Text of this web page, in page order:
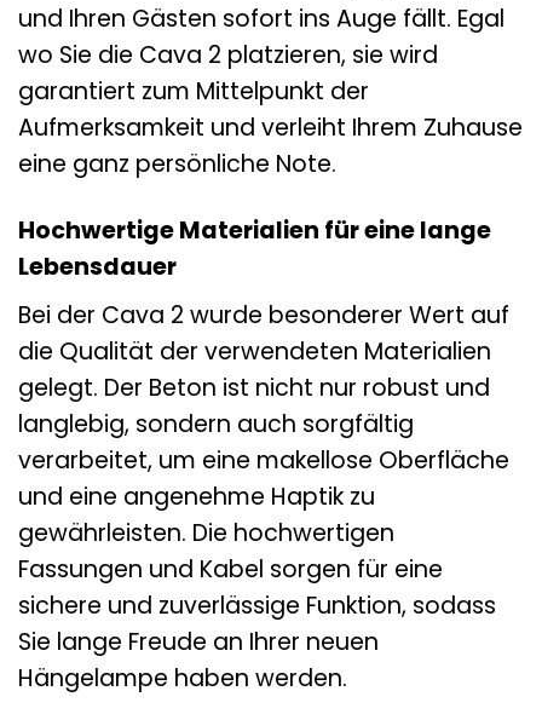
und Ihren Gästen sofort ins Auge fällt. Egal
wo Sie die Cava 2 platzieren, sie wird
garantiert zum Mittelpunkt der
Aufmerksamkeit und verleiht Ihrem Zuhause
eine ganz persönliche Note.
Hochwertige Materialien für eine lange
Lebensdauer
Bei der Cava 2 wurde besonderer Wert auf
die Qualität der verwendeten Materialien
gelegt. Der Beton ist nicht nur robust und
langlebig, sondern auch sorgfältig
verarbeitet, um eine makellose Oberfläche
und eine angenehme Haptik zu
gewährleisten. Die hochwertigen
Fassungen und Kabel sorgen für eine
sichere und zuverlässige Funktion, sodass
Sie lange Freude an Ihrer neuen
Hängelampe haben werden.